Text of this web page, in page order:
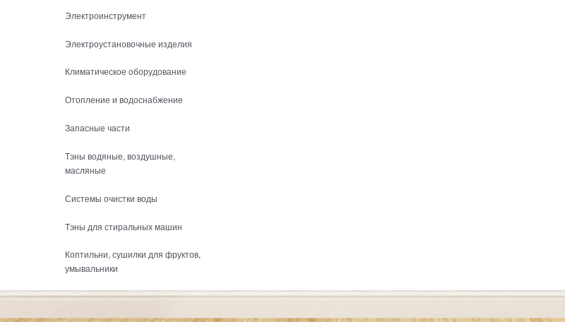
Электроинструмент
Электроустановочные изделия
Климатическое оборудование
Отопление и водоснабжение
Запасные части
Тэны водяные, воздушные,
масляные
Системы очистки воды
Тэны для стиральных машин
Коптильни, сушилки для фруктов,
умывальники